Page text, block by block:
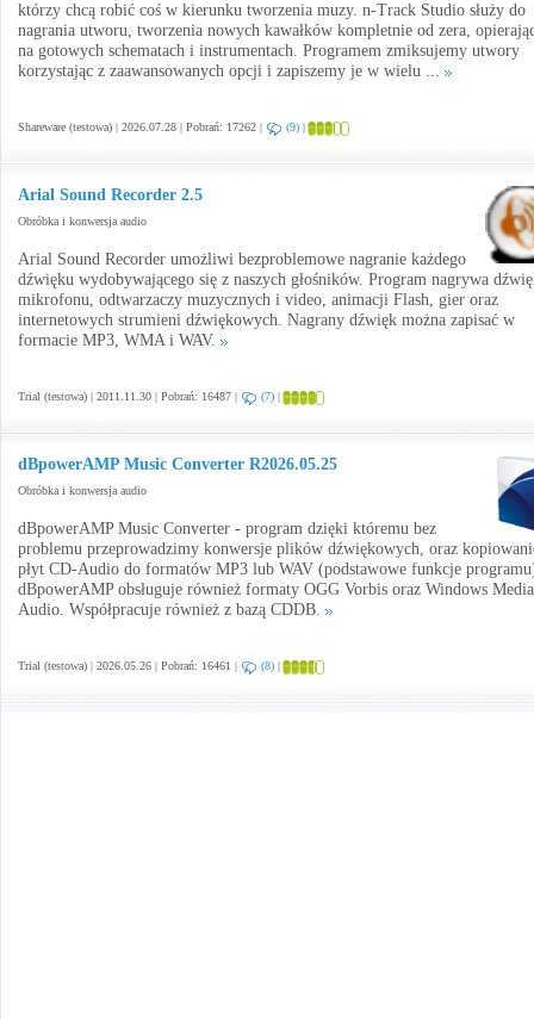
którzy chcą robić coś w kierunku tworzenia muzy. n-Track Studio służy do
nagrania utworu, tworzenia nowych kawałków kompletnie od zera,
na gotowych schematach i instrumentach. Programem zmiksujemy utwory
korzystając z zaawansowanych opcji i zapiszemy je w wielu ...
Shareware (testowa) | 2026.07.28 | Pobrań: 17262 | (9) |
Arial Sound Recorder 2.5
Obróbka i konwersja audio
Arial Sound Recorder umożliwi bezproblemowe nagranie każdego
dźwięku wydobywającego się z naszych głośników. Program nagrywa
mikrofonu, odtwarzaczy muzycznych i video, animacji Flash, gier oraz
internetowych strumieni dźwiękowych. Nagrany dźwięk można zapisać w
formacie MP3, WMA i WAV.
Trial (testowa) | 2011.11.30 | Pobrań: 16487 | (7) |
dBpowerAMP Music Converter R2026.05.25
Obróbka i konwersja audio
dBpowerAMP Music Converter - program dzięki któremu bez
problemu przeprowadzimy konwersje plików dźwiękowych, oraz
płyt CD-Audio do formatów MP3 lub WAV (podstawowe funkcje
dBpowerAMP obsługuje również formaty OGG Vorbis oraz Windows Media
Audio. Współpracuje również z bazą CDDB.
Trial (testowa) | 2026.05.26 | Pobrań: 16461 | (8) |